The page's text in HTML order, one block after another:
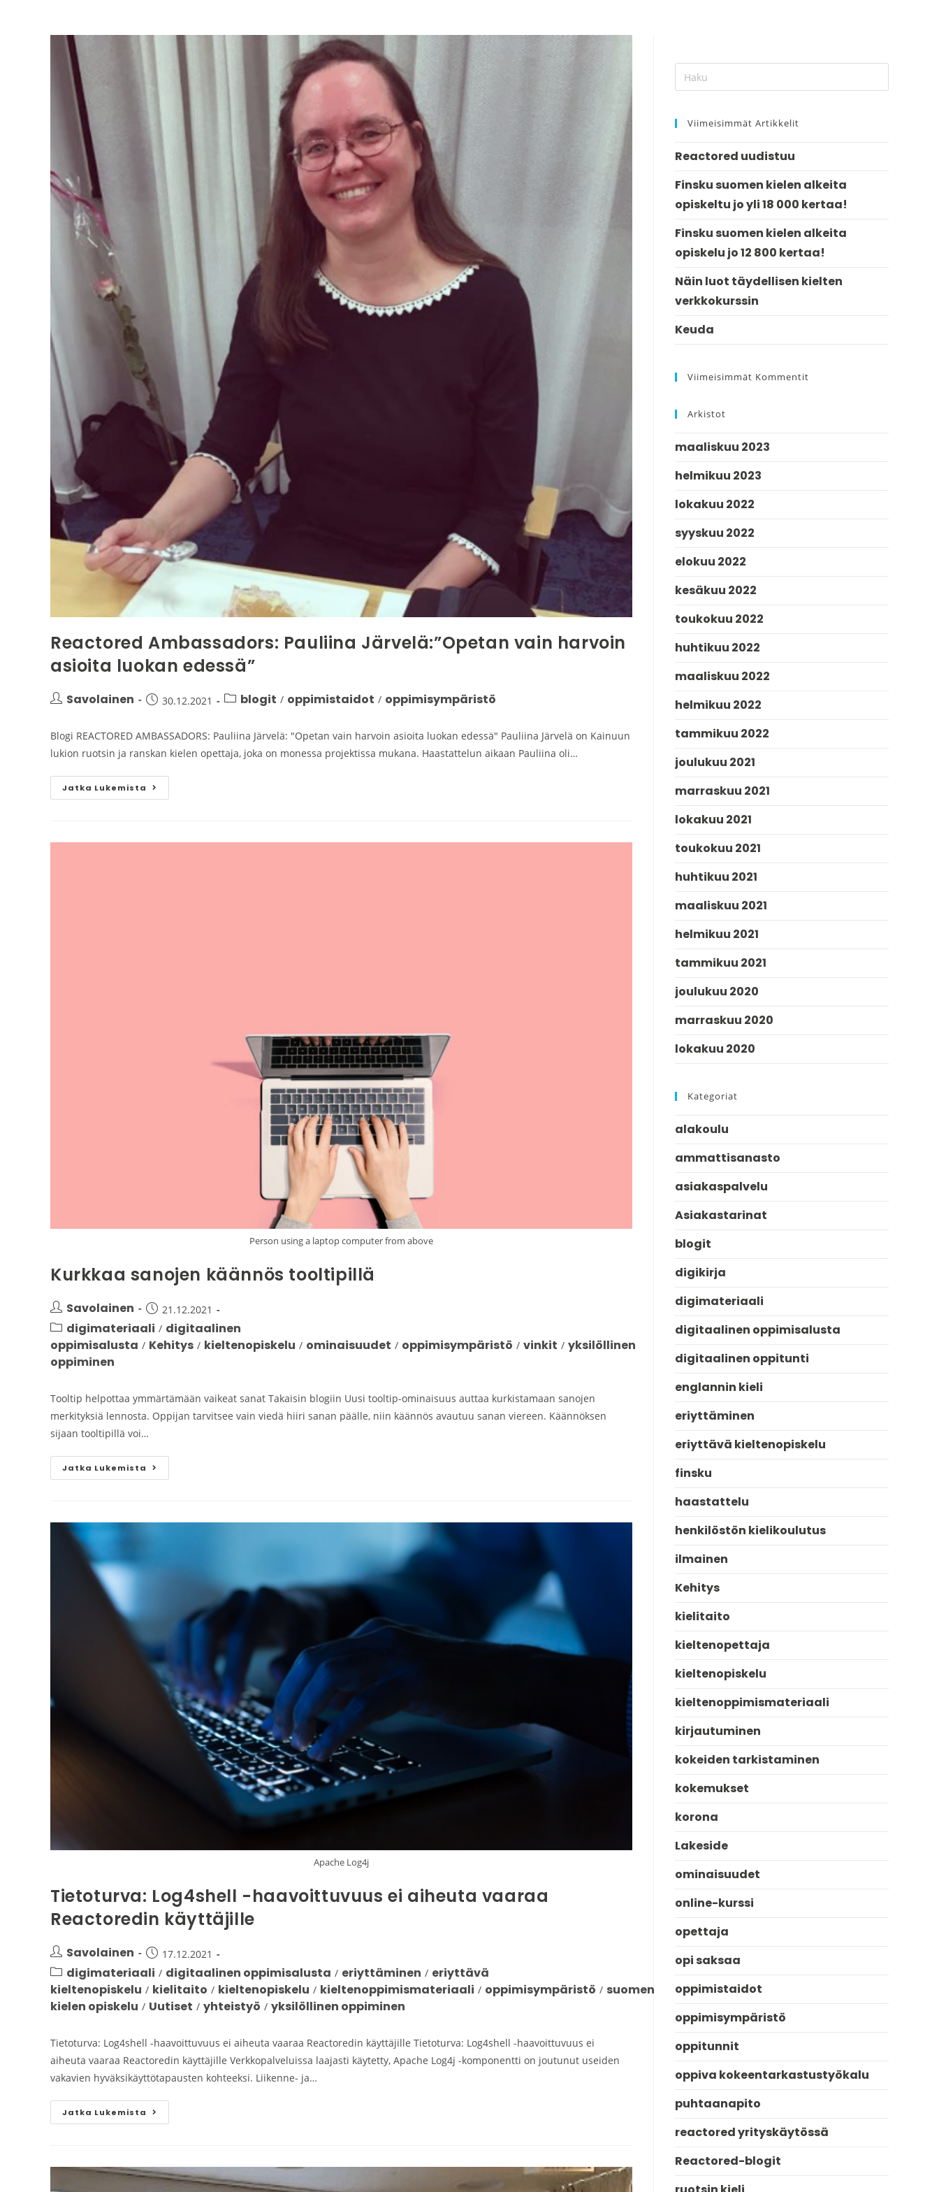
Reactored Ambassadors: Pauliina Järvelä:”Opetan vain harvoin
asioita luokan edessä”
Savolainen 30.12.2021 blogit / oppimistaidot / oppimisympäristö
Blogi REACTORED AMBASSADORS: Pauliina Järvelä: "Opetan vain harvoin asioita luokan edessä" Pauliina Järvelä on Kainuun
lukion ruotsin ja ranskan kielen opettaja, joka on monessa projektissa mukana. Haastattelun aikaan Pauliina oli…
Jatka Lukemista
Person using a laptop computer from above
Kurkkaa sanojen käännös tooltipillä
Savolainen 21.12.2021
digimateriaali / digitaalinen
oppimisalusta / Kehitys / kieltenopiskelu / ominaisuudet / oppimisympäristö / vinkit / yksilöllinen
oppiminen
Tooltip helpottaa ymmärtämään vaikeat sanat Takaisin blogiin Uusi tooltip-ominaisuus auttaa kurkistamaan sanojen
merkityksiä lennosta. Oppijan tarvitsee vain viedä hiiri sanan päälle, niin käännös avautuu sanan viereen. Käännöksen
sijaan tooltipillä voi…
Jatka Lukemista
Apache Log4j
Tietoturva: Log4shell -haavoittuvuus ei aiheuta vaaraa
Reactoredin käyttäjille
Savolainen 17.12.2021
digimateriaali / digitaalinen oppimisalusta / eriyttäminen / eriyttävä
kieltenopiskelu / kielitaito / kieltenopiskelu / kieltenoppimismateriaali / oppimisympäristö / suomen
kielen opiskelu / Uutiset / yhteistyö / yksilöllinen oppiminen
Tietoturva: Log4shell -haavoittuvuus ei aiheuta vaaraa Reactoredin käyttäjille Tietoturva: Log4shell -haavoittuvuus ei
aiheuta vaaraa Reactoredin käyttäjille Verkkopalveluissa laajasti käytetty, Apache Log4j -komponentti on joutunut useiden
vakavien hyväksikäyttötapausten kohteeksi. Liikenne- ja…
Jatka Lukemista
Viimeisimmät Artikkelit
Reactored uudistuu
Finsku suomen kielen alkeita
opiskeltu jo yli 18 000 kertaa!
Finsku suomen kielen alkeita
opiskelu jo 12 800 kertaa!
Näin luot täydellisen kielten
verkkokurssin
Keuda
Viimeisimmät Kommentit
Arkistot
maaliskuu 2023
helmikuu 2023
lokakuu 2022
syyskuu 2022
elokuu 2022
kesäkuu 2022
toukokuu 2022
huhtikuu 2022
maaliskuu 2022
helmikuu 2022
tammikuu 2022
joulukuu 2021
marraskuu 2021
lokakuu 2021
toukokuu 2021
huhtikuu 2021
maaliskuu 2021
helmikuu 2021
tammikuu 2021
joulukuu 2020
marraskuu 2020
lokakuu 2020
Kategoriat
alakoulu
ammattisanasto
asiakaspalvelu
Asiakastarinat
blogit
digikirja
digimateriaali
digitaalinen oppimisalusta
digitaalinen oppitunti
englannin kieli
eriyttäminen
eriyttävä kieltenopiskelu
finsku
haastattelu
henkilöstön kielikoulutus
ilmainen
Kehitys
kielitaito
kieltenopettaja
kieltenopiskelu
kieltenoppimismateriaali
kirjautuminen
kokeiden tarkistaminen
kokemukset
korona
Lakeside
ominaisuudet
online-kurssi
opettaja
opi saksaa
oppimistaidot
oppimisympäristö
oppitunnit
oppiva kokeentarkastustyökalu
puhtaanapito
reactored yrityskäytössä
Reactored-blogit